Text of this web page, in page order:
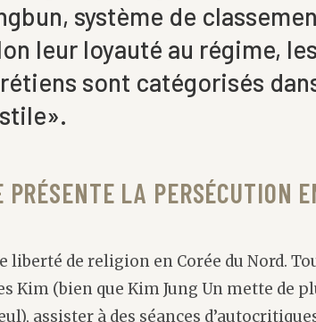
système de
leur loyauté au régime,
sont catégorisés
PRÉSENTE LA PERSÉCUTION
liberté de religion en Corée du Nord.
Kim (bien que Kim Jung Un mette de
assister à des séances